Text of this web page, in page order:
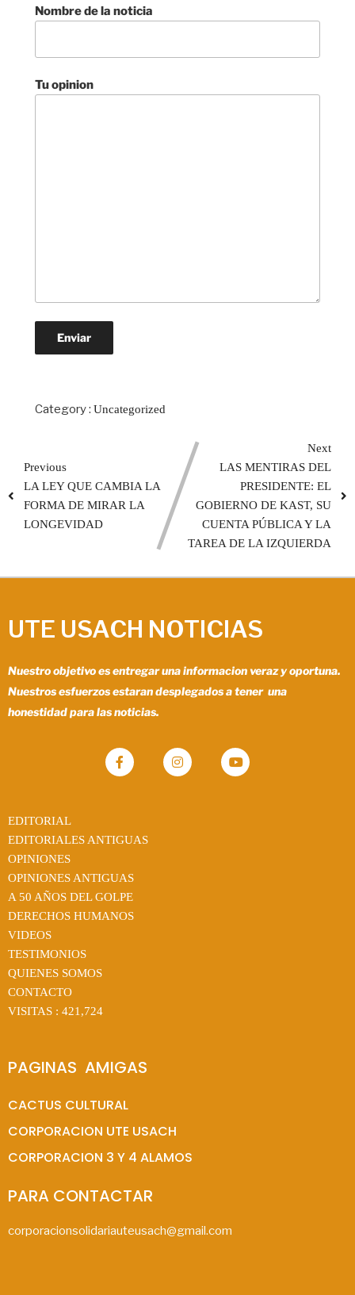
Nombre de la noticia
Tu opinion
Category : Uncategorized
Previous
LA LEY QUE CAMBIA LA
FORMA DE MIRAR LA
LONGEVIDAD
Next
LAS MENTIRAS DEL
PRESIDENTE: EL
GOBIERNO DE KAST, SU
CUENTA PÚBLICA Y LA
TAREA DE LA IZQUIERDA
UTE USACH NOTICIAS
Nuestro objetivo es entregar una informacion veraz y oportuna.
Nuestros esfuerzos estaran desplegados a tener una
honestidad para las noticias.
EDITORIAL
EDITORIALES ANTIGUAS
OPINIONES
OPINIONES ANTIGUAS
A 50 AÑOS DEL GOLPE
DERECHOS HUMANOS
VIDEOS
TESTIMONIOS
QUIENES SOMOS
CONTACTO
VISITAS : 421,724
PAGINAS  AMIGAS
CACTUS CULTURAL
CORPORACION UTE USACH
CORPORACION 3 Y 4 ALAMOS
PARA CONTACTAR
corporacionsolidariauteusach@gmail.com